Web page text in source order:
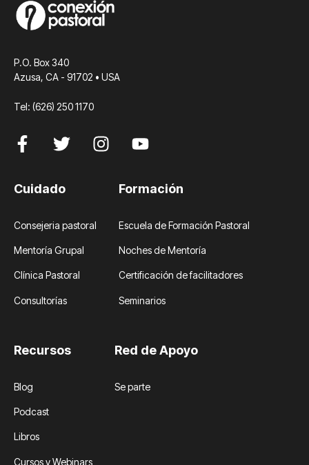
P.O. Box 340
Azusa, CA - 91702 • USA
Tel: (626) 250 1170
Cuidado
Consejeria pastoral
Mentoría Grupal
Clínica Pastoral
Consultorías
Formación
Escuela de Formación Pastoral
Noches de Mentoría
Certificación de facilitadores
Seminarios
Recursos
Blog
Podcast
Libros
Cursos y Webinars
Red de Apoyo
Se parte